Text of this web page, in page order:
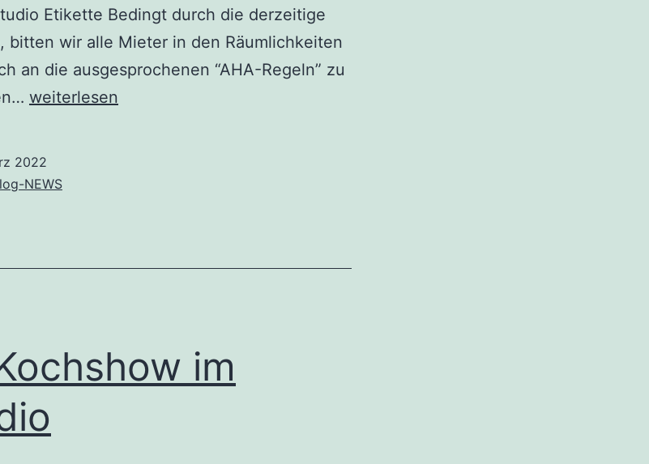
Etikette Bedingt durch die derzeitige
bitten wir alle Mieter in den Räumlichkeiten
an die ausgesprochenen “AHA-Regeln” zu
weiterlesen
2022
NEWS
im